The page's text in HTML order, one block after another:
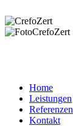
Home
Leistungen
Referenzen
Kontakt